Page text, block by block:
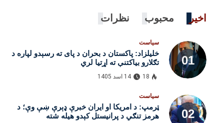
اخیر محبوب نظرات
سیاست
خلیلزاد: پاکستان د بحران د پای ته رسېدو لپاره د
تګلارو بیاکتنې ته اړتیا لري
18 14 اسد 1405
سیاست
ټرمپ: د امریکا او ایران خبرې ډېرې ښې وې؛ د
هرمز تنګي د پرانیستل کېدو هیله شته